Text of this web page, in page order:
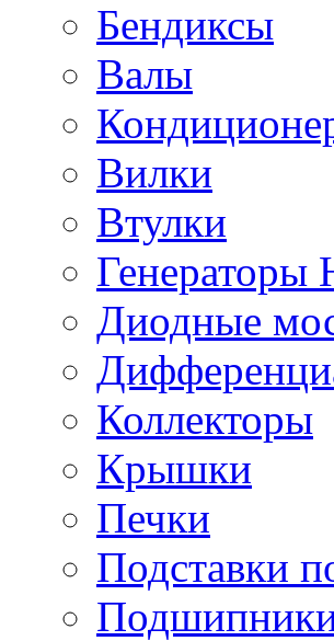
Бендиксы
Валы
Вилки
Втулки
Диодные
Коллекторы
Крышки
Печки
Подставки